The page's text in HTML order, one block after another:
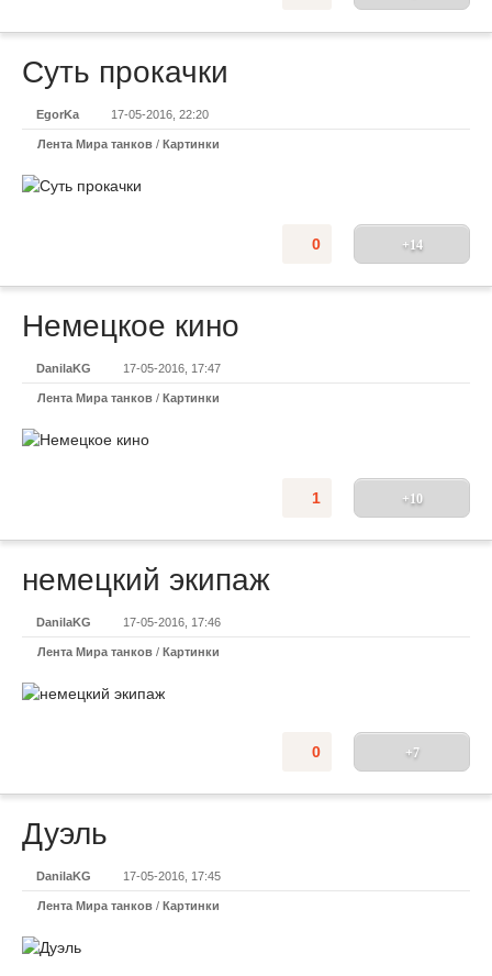
Суть прокачки
EgorKa 17-05-2016, 22:20
Лента Мира танков / Картинки
+14
0
Немецкое кино
DanilaKG 17-05-2016, 17:47
Лента Мира танков / Картинки
+10
1
немецкий экипаж
DanilaKG 17-05-2016, 17:46
Лента Мира танков / Картинки
+7
0
Дуэль
DanilaKG 17-05-2016, 17:45
Лента Мира танков / Картинки